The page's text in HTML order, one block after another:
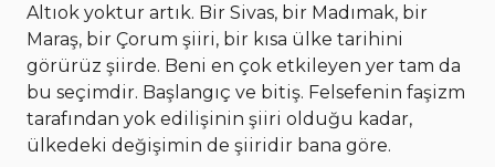
Altıok yoktur artık. Bir Sivas, bir Madımak, bir
Maraş, bir Çorum şiiri, bir kısa ülke tarihini
görürüz şiirde. Beni en çok etkileyen yer tam da
bu seçimdir. Başlangıç ve bitiş. Felsefenin faşizm
tarafından yok edilişinin şiiri olduğu kadar,
ülkedeki değişimin de şiiridir bana göre.